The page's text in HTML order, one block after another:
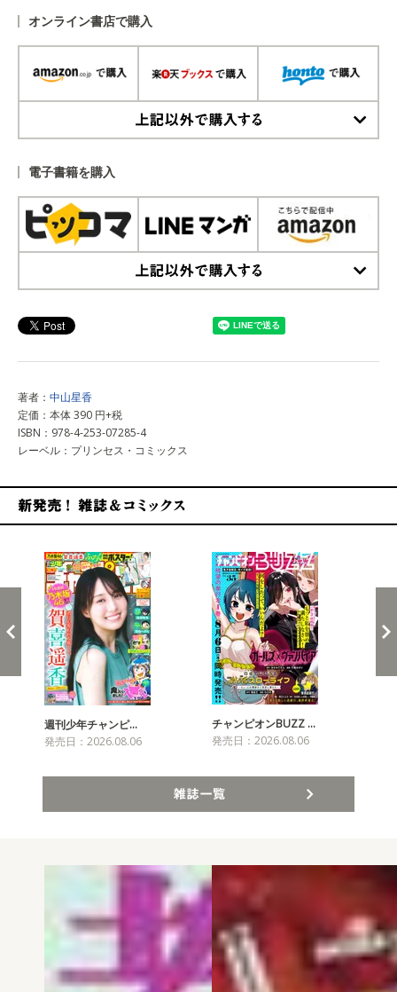
オンライン書店で購入
電子書籍を購入
著者： 中山星香
定価：本体 390 円+税
ISBN：978-4-253-07285-4
レーベル：プリンセス・コミックス
週刊少年チャンピ…
発売日：2026.08.06
チャンピオンBUZZ …
発売日：2026.08.06